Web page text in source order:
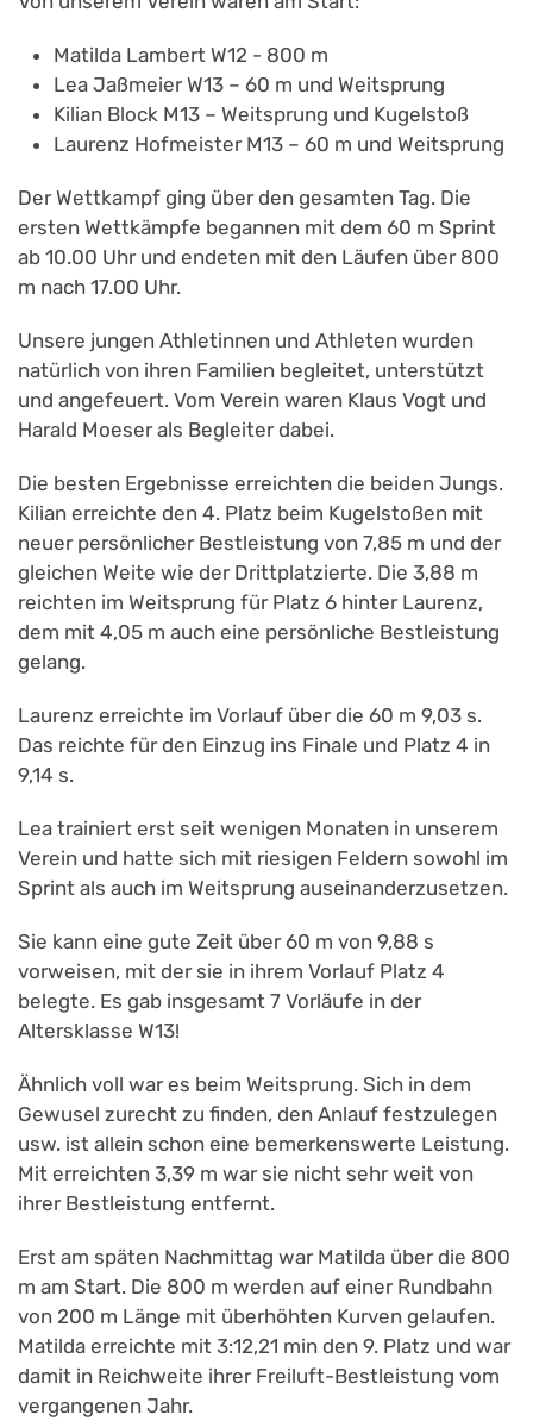
Matilda Lambert W12 - 800 m
Lea Jaßmeier W13 – 60 m und Weitsprung
Kilian Block M13 – Weitsprung und Kugelstoß
Laurenz Hofmeister M13 – 60 m und Weitsprung
Der Wettkampf ging über den gesamten Tag. Die
ersten Wettkämpfe begannen mit dem 60 m Sprint
ab 10.00 Uhr und endeten mit den Läufen über 800
m nach 17.00 Uhr.
Unsere jungen Athletinnen und Athleten wurden
natürlich von ihren Familien begleitet, unterstützt
und angefeuert. Vom Verein waren Klaus Vogt und
Harald Moeser als Begleiter dabei.
Die besten Ergebnisse erreichten die beiden Jungs.
Kilian erreichte den 4. Platz beim Kugelstoßen mit
neuer persönlicher Bestleistung von 7,85 m und der
gleichen Weite wie der Drittplatzierte. Die 3,88 m
reichten im Weitsprung für Platz 6 hinter Laurenz,
dem mit 4,05 m auch eine persönliche Bestleistung
gelang.
Laurenz erreichte im Vorlauf über die 60 m 9,03 s.
Das reichte für den Einzug ins Finale und Platz 4 in
9,14 s.
Lea trainiert erst seit wenigen Monaten in unserem
Verein und hatte sich mit riesigen Feldern sowohl im
Sprint als auch im Weitsprung auseinanderzusetzen.
Sie kann eine gute Zeit über 60 m von 9,88 s
vorweisen, mit der sie in ihrem Vorlauf Platz 4
belegte. Es gab insgesamt 7 Vorläufe in der
Altersklasse W13!
Ähnlich voll war es beim Weitsprung. Sich in dem
Gewusel zurecht zu finden, den Anlauf festzulegen
usw. ist allein schon eine bemerkenswerte Leistung.
Mit erreichten 3,39 m war sie nicht sehr weit von
ihrer Bestleistung entfernt.
Erst am späten Nachmittag war Matilda über die 800
m am Start. Die 800 m werden auf einer Rundbahn
von 200 m Länge mit überhöhten Kurven gelaufen.
Matilda erreichte mit 3:12,21 min den 9. Platz und war
damit in Reichweite ihrer Freiluft-Bestleistung vom
vergangenen Jahr.